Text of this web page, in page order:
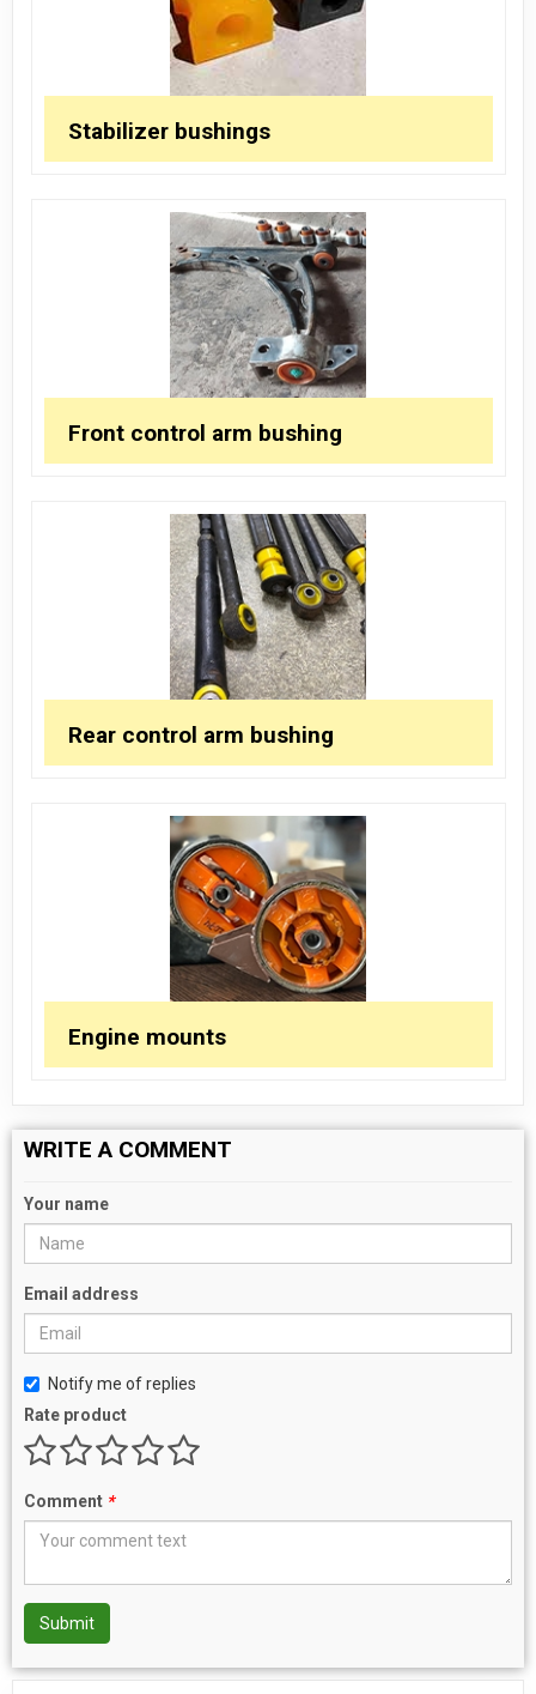
Stabilizer bushings
Front control arm bushing
Rear control arm bushing
Engine mounts
WRITE A COMMENT
Your name
Email address
Notify me of replies
Rate product
Comment *
Submit